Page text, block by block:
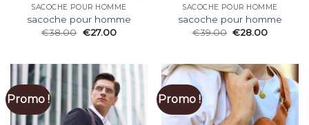
SACOCHE POUR HOMME
sacoche pour homme
€38.00 €27.00
SACOCHE POUR HOMME
sacoche pour homme
€39.00 €28.00
Promo ! Promo !